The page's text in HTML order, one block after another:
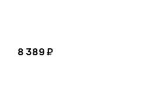
8 389 ₽